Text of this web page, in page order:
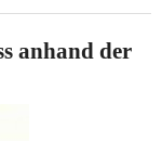
anhand der